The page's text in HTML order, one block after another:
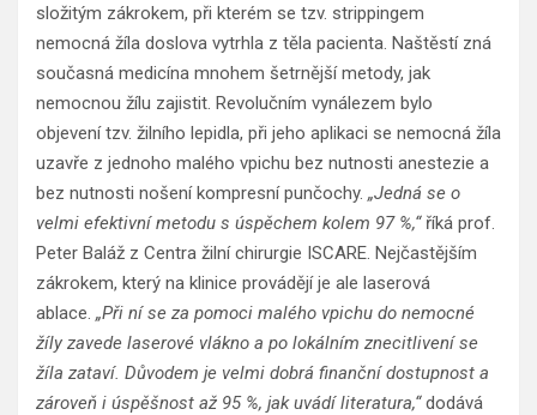
složitým zákrokem, při kterém se tzv. strippingem
nemocná žíla doslova vytrhla z těla pacienta. Naštěstí zná
současná medicína mnohem šetrnější metody, jak
nemocnou žílu zajistit. Revolučním vynálezem bylo
objevení tzv. žilního lepidla, při jeho aplikaci se nemocná žíla
uzavře z jednoho malého vpichu bez nutnosti anestezie a
bez nutnosti nošení kompresní punčochy. „Jedná se o
velmi efektivní metodu s úspěchem kolem 97 %,“říká prof.
Peter Baláž z Centra žilní chirurgie ISCARE. Nejčastějším
zákrokem, který na klinice provádějí je ale laserová
ablace. „Při ní se za pomoci malého vpichu do nemocné
žíly zavede laserové vlákno a po lokálním znecitlivení se
žíla zataví. Důvodem je velmi dobrá finanční dostupnost a
zároveň i úspěšnost až 95 %, jak uvádí literatura,“dodává